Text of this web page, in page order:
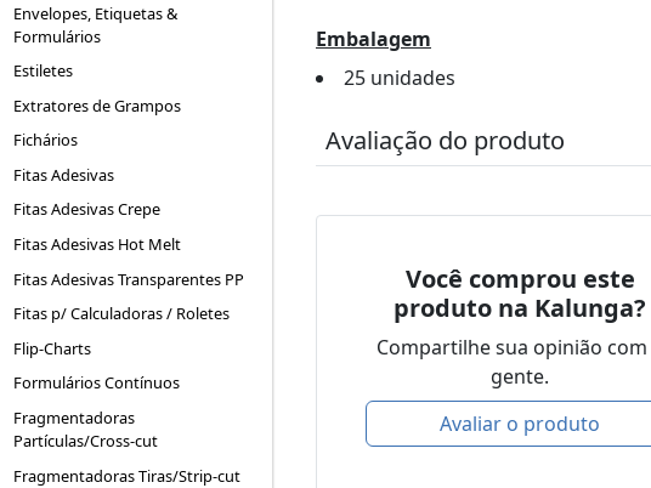
Envelopes, Etiquetas &
Formulários
Estiletes
Extratores de Grampos
Fichários
Fitas Adesivas
Fitas Adesivas Crepe
Fitas Adesivas Hot Melt
Fitas Adesivas Transparentes PP
Fitas p/ Calculadoras / Roletes
Flip-Charts
Formulários Contínuos
Fragmentadoras
Partículas/Cross-cut
Fragmentadoras Tiras/Strip-cut
Embalagem
25 unidades
Avaliação do produto
Você comprou este
produto na Kalunga?
Compartilhe sua opinião com
gente.
Avaliar o produto